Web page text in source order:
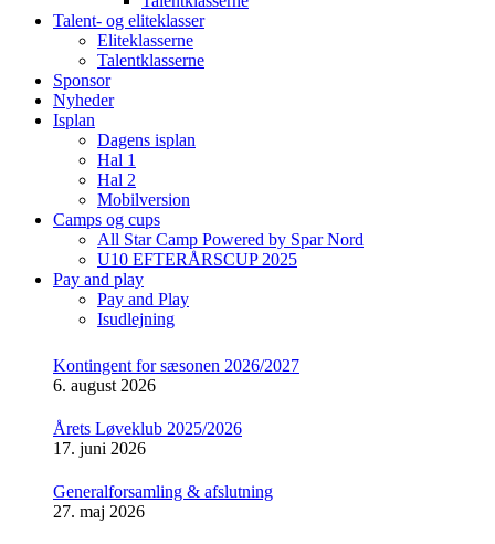
Talent- og eliteklasser
Eliteklasserne
Talentklasserne
Sponsor
Nyheder
Isplan
Dagens isplan
Hal 1
Hal 2
Mobilversion
Camps og cups
All Star Camp Powered by Spar Nord
U10 EFTERÅRSCUP 2025
Pay and play
Pay and Play
Isudlejning
Kontingent for sæsonen 2026/2027
6. august 2026
Årets Løveklub 2025/2026
17. juni 2026
Generalforsamling & afslutning
27. maj 2026